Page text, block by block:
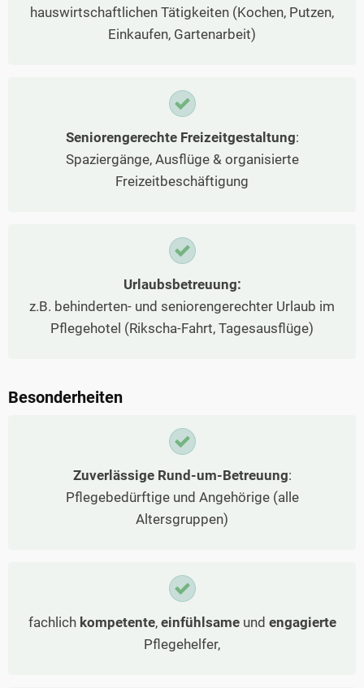
hauswirtschaftlichen Tätigkeiten (Kochen, Putzen,
Einkaufen, Gartenarbeit)
Seniorengerechte Freizeitgestaltung:
Spaziergänge, Ausflüge & organisierte
Freizeitbeschäftigung
Urlaubsbetreuung:
z.B. behinderten- und seniorengerechter Urlaub im
Pflegehotel (Rikscha-Fahrt, Tagesausflüge)
Besonderheiten
Zuverlässige Rund-um-Betreuung:
Pflegebedürftige und Angehörige (alle
Altersgruppen)
fachlich kompetente, einfühlsameund engagierte
Pflegehelfer,